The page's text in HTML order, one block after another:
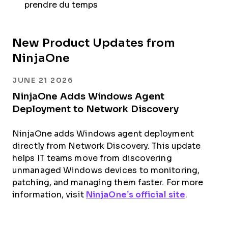
prendre du temps
New Product Updates from
NinjaOne
JUNE 21 2026
NinjaOne Adds Windows Agent
Deployment to Network Discovery
NinjaOne adds Windows agent deployment
directly from Network Discovery. This update
helps IT teams move from discovering
unmanaged Windows devices to monitoring,
patching, and managing them faster. For more
information, visit NinjaOne’s official site.